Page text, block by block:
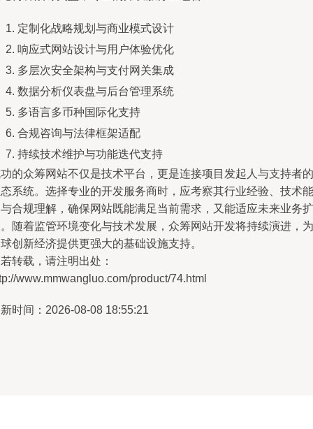
定制化战略规划与商业模式设计
响应式网站设计与用户体验优化
多层次安全架构与支付网关集成
数据分析仪表盘与后台管理系统
多语言多币种国际化支持
合规咨询与法律框架适配
持续技术维护与功能迭代支持
的众筹网站不仅是技术平台，更是连接项目发起人与支持者的
系统。选择专业的开发服务商时，应考察其行业经验、技术能
合规理解，确保网站既能满足当前需求，又能适应未来业务扩
随着监管环境变化与技术发展，众筹网站开发将持续演进，为
创新经济提供更强大的基础设施支持。
转载，请注明出处：
www.mmwangluo.com/product/74.html
时间：2026-08-08 18:55:21